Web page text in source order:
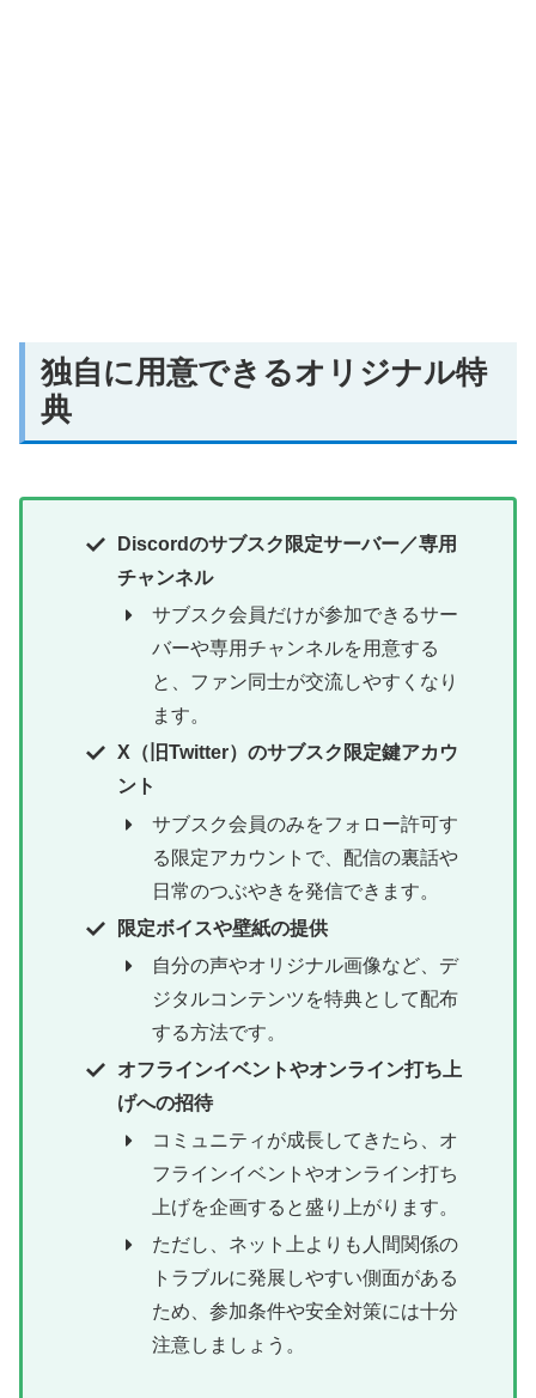
独自に用意できるオリジナル特
典
Discordのサブスク限定サーバー／専用
チャンネル
サブスク会員だけが参加できるサー
バーや専用チャンネルを用意する
と、ファン同士が交流しやすくなり
ます。
X（旧Twitter）のサブスク限定鍵アカウ
ント
サブスク会員のみをフォロー許可す
る限定アカウントで、配信の裏話や
日常のつぶやきを発信できます。
限定ボイスや壁紙の提供
自分の声やオリジナル画像など、デ
ジタルコンテンツを特典として配布
する方法です。
オフラインイベントやオンライン打ち上
げへの招待
コミュニティが成長してきたら、オ
フラインイベントやオンライン打ち
上げを企画すると盛り上がります。
ただし、ネット上よりも人間関係の
トラブルに発展しやすい側面がある
ため、参加条件や安全対策には十分
注意しましょう。